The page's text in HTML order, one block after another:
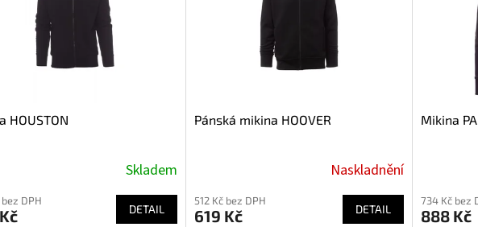
HOUSTON
Skladem
DPH
DETAIL
Pánská mikina HOOVER
Naskladnění
512 Kč bez DPH
619 Kč DETAIL
Mikina
734 Kč bez
888 Kč